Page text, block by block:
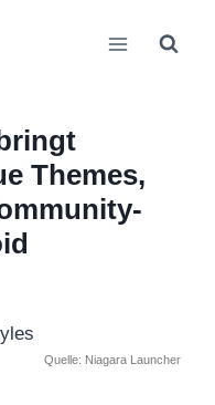
Themes,
Quelle: Niagara Launcher